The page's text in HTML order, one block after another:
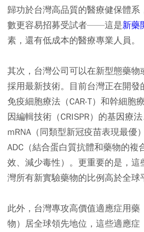
歸功於台灣高品質的醫療健保體系
數更容易招募受試者——這是新藥
素，還有低成本的醫療專業人員。
其次，台灣公司可以在新型態藥物
採用最新技術。目前台灣正在開發
免疫細胞療法（CAR-T）和幹細胞
因編輯技術（CRISPR）的基因療
mRNA（同類型新冠疫苗表現最優
ADC（結合蛋白質抗體和藥物的複
效、減少毒性）。更重要的是，這
灣所有新實驗藥物的比例高於全球
此外，台灣專攻高價值適應症用藥
物）居全球領先地位，這些適應症